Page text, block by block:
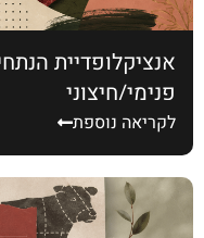
פנימי/חיצוני
לקריאה נוספת